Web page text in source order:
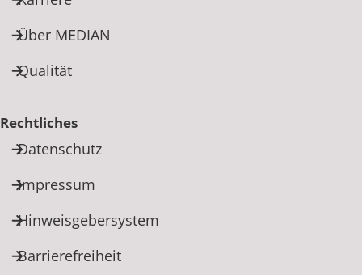
Über MEDIAN
Qualität
Rechtliches
Datenschutz
Impressum
Hinweisgebersystem
Barrierefreiheit